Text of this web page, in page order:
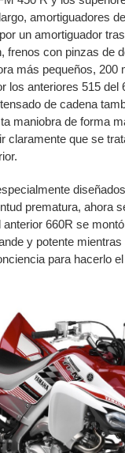
amortiguadores
un amortiguador
frenos con pinzas de
más pequeños, 200
los anteriores 515
de cadena
maniobra de forma
claramente que se
prematura, ahora
660R se
y potente
para hacerlo